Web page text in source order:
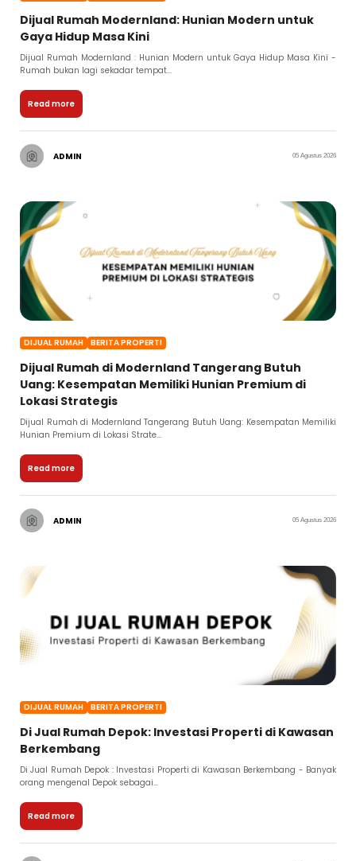
Dijual Rumah Modernland: Hunian Modern untuk
Gaya Hidup Masa Kini
Dijual Rumah Modernland : Hunian Modern untuk Gaya Hidup Masa Kini -
Rumah bukan lagi sekadar tempat...
Read more
ADMIN 05 Agustus 2026
DIJUAL RUMAH BERITA PROPERTI
Dijual Rumah di Modernland Tangerang Butuh
Uang: Kesempatan Memiliki Hunian Premium di
Lokasi Strategis
Dijual Rumah di Modernland Tangerang Butuh Uang: Kesempatan Memiliki
Hunian Premium di Lokasi Strate...
Read more
ADMIN 05 Agustus 2026
DIJUAL RUMAH BERITA PROPERTI
Di Jual Rumah Depok: Investasi Properti di Kawasan
Berkembang
Di Jual Rumah Depok : Investasi Properti di Kawasan Berkembang - Banyak
orang mengenal Depok sebagai...
Read more